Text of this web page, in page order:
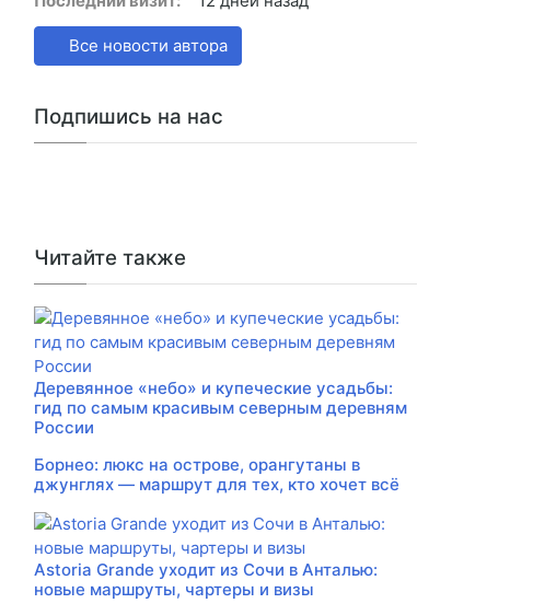
Все новости автора
Подпишись на нас
Читайте также
Деревянное «небо» и купеческие усадьбы:
гид по самым красивым северным деревням
России
Борнео: люкс на острове, орангутаны в
джунглях — маршрут для тех, кто хочет всё
Astoria Grande уходит из Сочи в Анталью:
новые маршруты, чартеры и визы